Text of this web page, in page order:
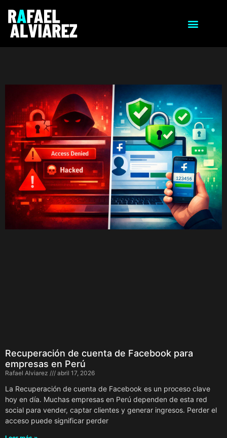
Recuperación de cuenta de Facebook para
empresas en Perú
Rafael Alviarez abril 17, 2026
La Recuperación de cuenta de Facebook es un proceso clave
hoy en día. Muchas empresas en Perú dependen de esta red
social para vender, captar clientes y generar ingresos. Perder el
acceso puede significar perder